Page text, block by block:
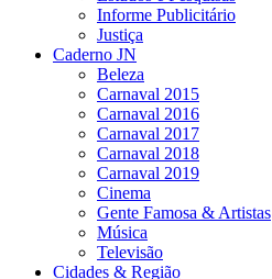
Informe Publicitário
Justiça
Caderno JN
Beleza
Carnaval 2015
Carnaval 2016
Carnaval 2017
Carnaval 2018
Carnaval 2019
Cinema
Gente Famosa & Artistas
Música
Televisão
Cidades & Região